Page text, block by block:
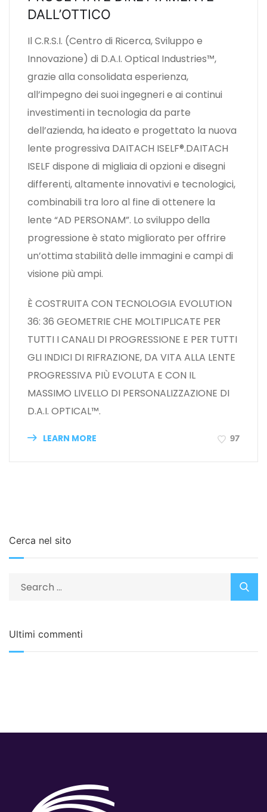
DALL’OTTICO
Il C.R.S.I. (Centro di Ricerca, Sviluppo e
Innovazione) di D.A.I. Optical Industries™,
grazie alla consolidata esperienza,
all’impegno dei suoi ingegneri e ai continui
investimenti in tecnologia da parte
dell’azienda, ha ideato e progettato la nuova
lente progressiva DAITACH ISELF®.DAITACH
ISELF dispone di migliaia di opzioni e disegni
differenti, altamente innovativi e tecnologici,
combinabili tra loro al fine di ottenere la
lente “AD PERSONAM”. Lo sviluppo della
progressione è stato migliorato per offrire
un’ottima stabilità delle immagini e campi di
visione più ampi.
È COSTRUITA CON TECNOLOGIA EVOLUTION
36: 36 GEOMETRIE CHE MOLTIPLICATE PER
TUTTI I CANALI DI PROGRESSIONE E PER TUTTI
GLI INDICI DI RIFRAZIONE, DA VITA ALLA LENTE
PROGRESSIVA PIÙ EVOLUTA E CON IL
MASSIMO LIVELLO DI PERSONALIZZAZIONE DI
D.A.I. OPTICAL™.
LEARN MORE 97
Cerca nel sito
Ultimi commenti